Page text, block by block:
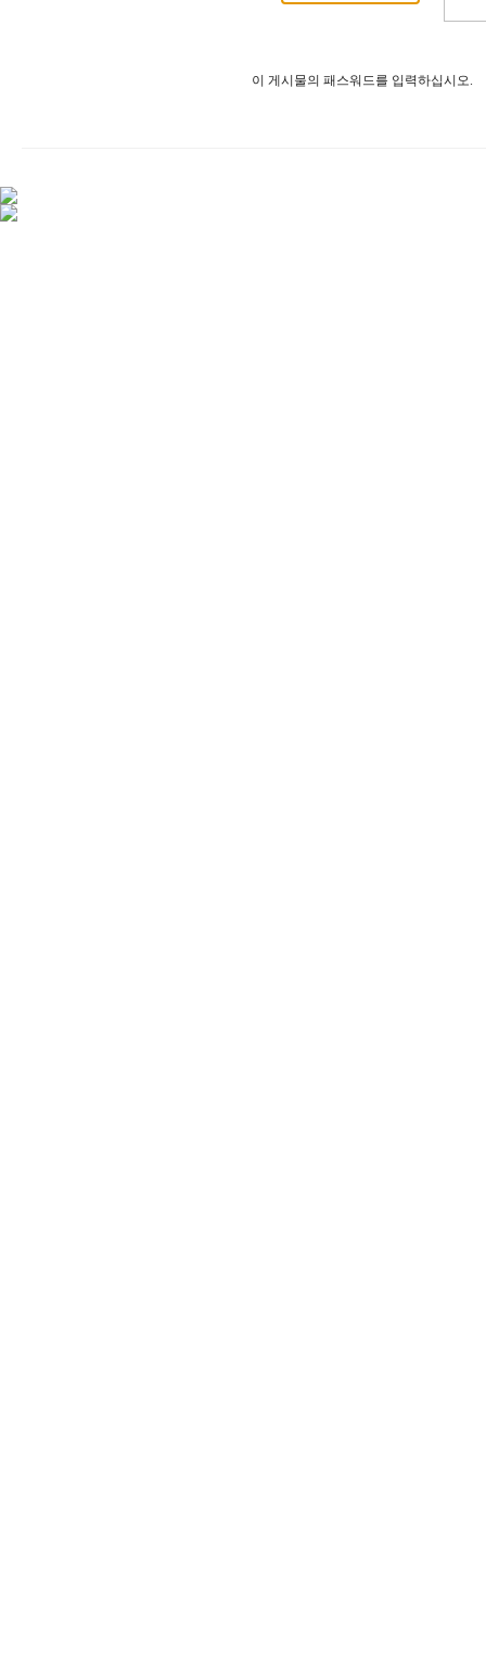
이 게시물의 패스워드를 입력하십시오.